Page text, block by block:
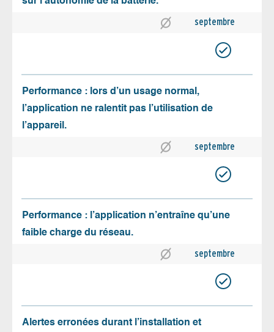
septembre
Performance : lors d’un usage normal,
l’application ne ralentit pas l’utilisation de
l’appareil.
septembre
Performance : l’application n’entraîne qu’une
faible charge du réseau.
septembre
Alertes erronées durant l’installation et